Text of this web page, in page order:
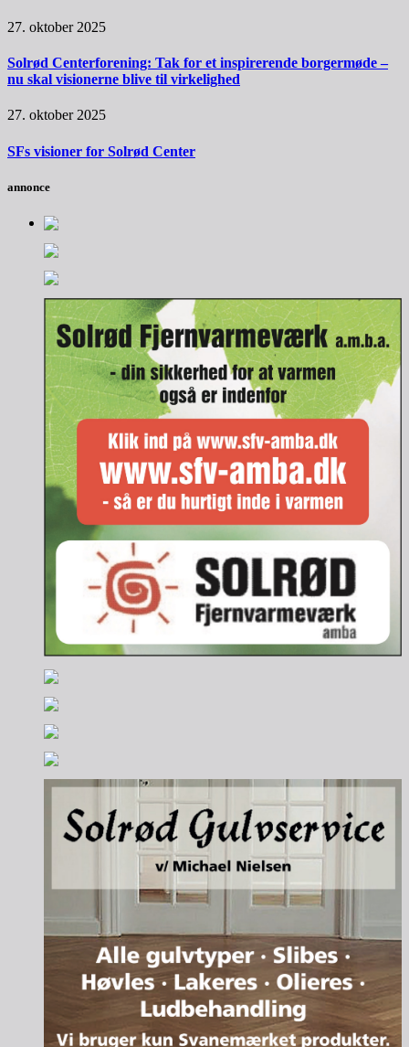
27. oktober 2025
Solrød Centerforening: Tak for et inspirerende borgermøde –
nu skal visionerne blive til virkelighed
27. oktober 2025
SFs visioner for Solrød Center
annonce